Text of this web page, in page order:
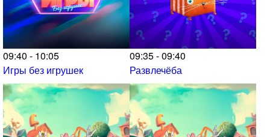
09:40 - 10:05
Игры без игрушек
09:35 - 09:40
Развлечёба